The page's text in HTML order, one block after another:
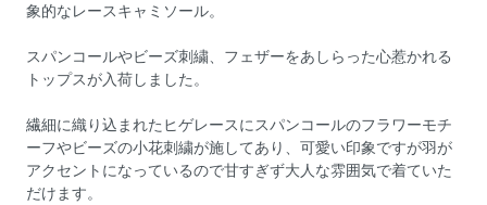
象的なレースキャミソール。
スパンコールやビーズ刺繍、フェザーをあしらった心惹かれる
トップスが入荷しました。
繊細に織り込まれたヒゲレースにスパンコールのフラワーモチ
ーフやビーズの小花刺繍が施してあり、可愛い印象ですが羽が
アクセントになっているので甘すぎず大人な雰囲気で着ていた
だけます。